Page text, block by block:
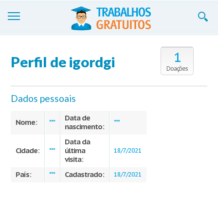
Cadastre-se
Entre
1
Doações
Perfil de igordgi
Dados pessoais
Nome: ***
Data de
nascimento:
***
Cidade: ***
Data da
última
visita:
18/7/2021
País: *** Cadastrado: 18/7/2021